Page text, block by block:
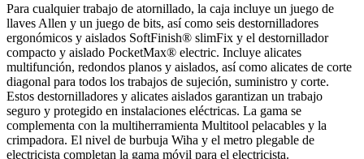
Para cualquier trabajo de atornillado, la caja incluye un juego de
llaves Allen y un juego de bits, así como seis destornilladores
ergonómicos y aislados SoftFinish® slimFix y el destornillador
compacto y aislado PocketMax® electric. Incluye alicates
multifunción, redondos planos y aislados, así como alicates de corte
diagonal para todos los trabajos de sujeción, suministro y corte.
Estos destornilladores y alicates aislados garantizan un trabajo
seguro y protegido en instalaciones eléctricas. La gama se
complementa con la multiherramienta Multitool pelacables y la
crimpadora. El nivel de burbuja Wiha y el metro plegable de
electricista completan la gama móvil para el electricista.